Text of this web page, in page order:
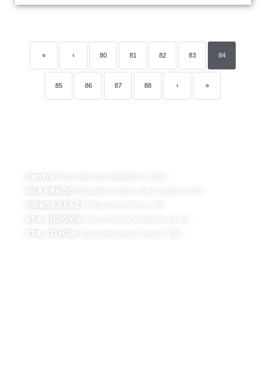
« ‹ 80 81 82 83 84
85 86 87 88 › »
VILA PRADO:
CIDADE ARACY:
STA. EUDÓXIA:
STA. FELÍCIA: